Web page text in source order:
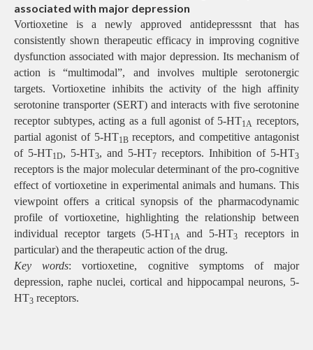
associated with major depression
Vortioxetine is a newly approved antidepresssnt that has
consistently shown therapeutic efficacy in improving cognitive
dysfunction associated with major depression. Its mechanism of
action is “multimodal”, and involves multiple serotonergic
targets. Vortioxetine inhibits the activity of the high affinity
serotonine transporter (SERT) and interacts with five serotonine
receptor subtypes, acting as a full agonist of 5-HT1A receptors,
partial agonist of 5-HT1B receptors, and competitive antagonist
of 5-HT1D, 5-HT3, and 5-HT7 receptors. Inhibition of 5-HT3
receptors is the major molecular determinant of the pro-cognitive
effect of vortioxetine in experimental animals and humans. This
viewpoint offers a critical synopsis of the pharmacodynamic
profile of vortioxetine, highlighting the relationship between
individual receptor targets (5-HT1A and 5-HT3
receptors in
particular) and the therapeutic action of the drug.
Key words: vortioxetine, cognitive symptoms of major
depression, raphe nuclei, cortical and hippocampal neurons, 5-
HT3 receptors.